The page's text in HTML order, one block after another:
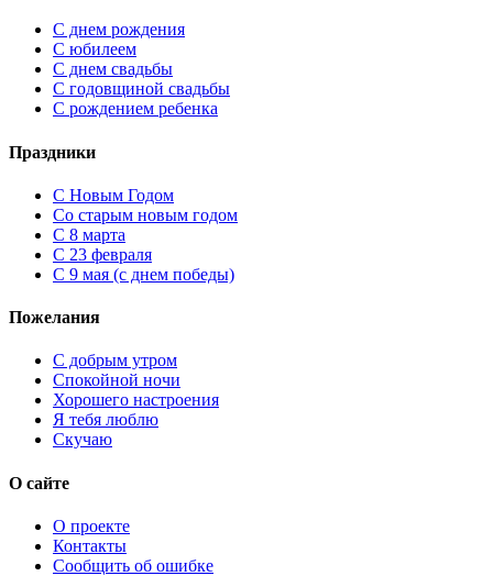
С днем рождения
С юбилеем
С днем свадьбы
С годовщиной свадьбы
С рождением ребенка
Праздники
C Новым Годом
Cо старым новым годом
С 8 марта
С 23 февраля
С 9 мая (с днем победы)
Пожелания
С добрым утром
Спокойной ночи
Хорошего настроения
Я тебя люблю
Скучаю
О сайте
О проекте
Контакты
Сообщить об ошибке